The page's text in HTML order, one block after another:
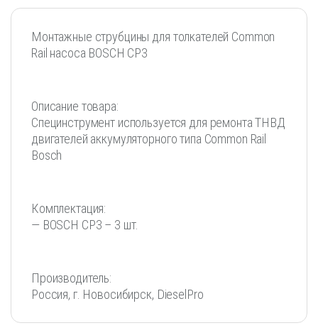
Монтажные струбцины для толкателей Common
Rail насоса BOSCH СР3
Описание товара:
Специнструмент используется для ремонта ТНВД
двигателей аккумуляторного типа Common Rail
Bosch
Комплектация:
— BOSCH СР3 – 3 шт.
Производитель:
Россия, г. Новосибирск, DieselPro